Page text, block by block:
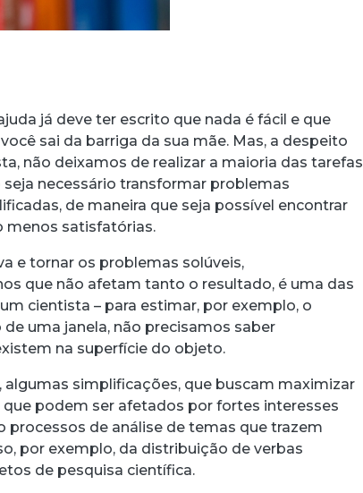
já deve ter escrito que nada é fácil e que
sai da barriga da sua mãe. Mas, a despeito
não deixamos de realizar a maioria das tarefas
necessário transformar problemas
de maneira que seja possível encontrar
menos satisfatórias.
e tornar os problemas solúveis,
que não afetam tanto o resultado, é uma das
cientista – para estimar, por exemplo, o
uma janela, não precisamos saber
na superfície do objeto.
algumas simplificações, que buscam maximizar
podem ser afetados por fortes interesses
de análise de temas que trazem
por exemplo, da distribuição de verbas
de pesquisa científica.
LinkedIn